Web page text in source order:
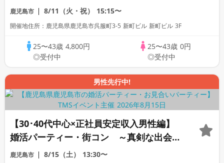
鹿児島市 8/11（火・祝） 15:15〜
開催地住所：鹿児島県鹿児島市呉服町3-5 新町ビル 新町ビル 3F
25〜43歳 4,800円
◎受付中
25〜43歳 0円
◎受付中
男性先行中!
【30･40代中心×正社員安定収入男性編】
婚活パーティー・街コン ～真剣な出会い
～
鹿児島市 8/15（土） 13:30〜